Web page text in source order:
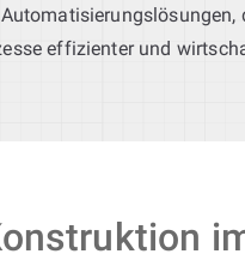
effizienter und